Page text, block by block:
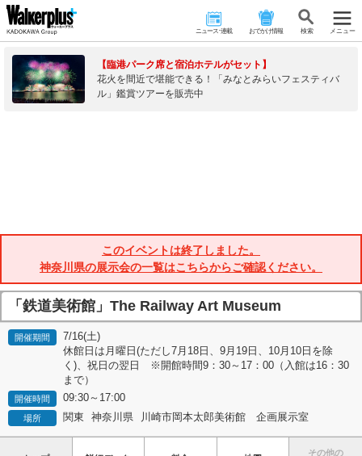
ニュース･連載 おでかけ情報 検 索 メニュー
【臨港パーク席と宿泊ホテルがセット】
花火を間近で堪能できる！「みなとみらいフェスティバ
ル」鑑賞ツアーを販売中
このイベントは終了しました。
神奈川県の展示会の一覧はこちらからご確認ください。
「鉄道美術館」The Railway Art Museum
開催期間
7/16(土)
休館日は月曜日(ただし7月18日、9月19日、10月10日を除
く)、祝日の翌日 ※開館時間9：30～17：00（入館は16：30
まで）
開催時間 09:30～17:00
場所 関東 神奈川県 川崎市岡本太郎美術館 企画展示室
その他の